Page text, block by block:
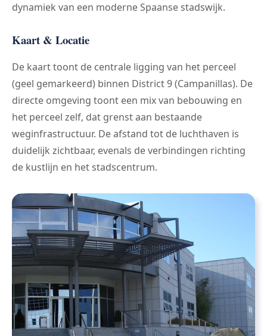
dynamiek van een moderne Spaanse stadswijk.
Kaart & Locatie
De kaart toont de centrale ligging van het perceel
(geel gemarkeerd) binnen District 9 (Campanillas). De
directe omgeving toont een mix van bebouwing en
het perceel zelf, dat grenst aan bestaande
weginfrastructuur. De afstand tot de luchthaven is
duidelijk zichtbaar, evenals de verbindingen richting
de kustlijn en het stadscentrum.